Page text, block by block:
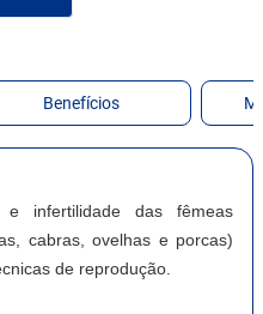
Benefícios
e infertilidade das fêmeas
cabras, ovelhas e porcas)
de reprodução.